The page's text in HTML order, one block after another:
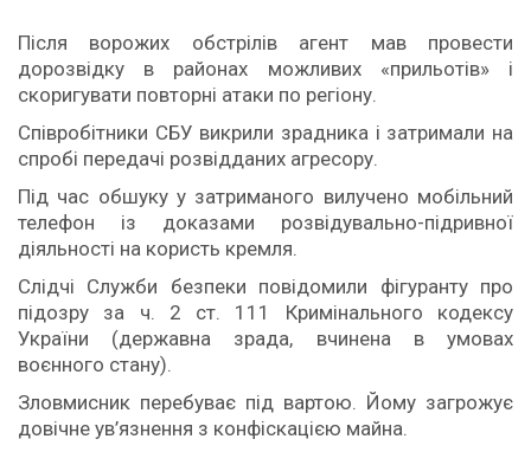
Після ворожих обстрілів агент мав провести
дорозвідку в районах можливих «прильотів» і
скоригувати повторні атаки по регіону.
Співробітники СБУ викрили зрадника і затримали на
спробі передачі розвідданих агресору.
Під час обшуку у затриманого вилучено мобільний
телефон із доказами розвідувально-підривної
діяльності на користь кремля.
Слідчі Служби безпеки повідомили фігуранту про
підозру за ч. 2 ст. 111 Кримінального кодексу
України (державна зрада, вчинена в умовах
воєнного стану).
Зловмисник перебуває під вартою. Йому загрожує
довічне ув’язнення з конфіскацією майна.